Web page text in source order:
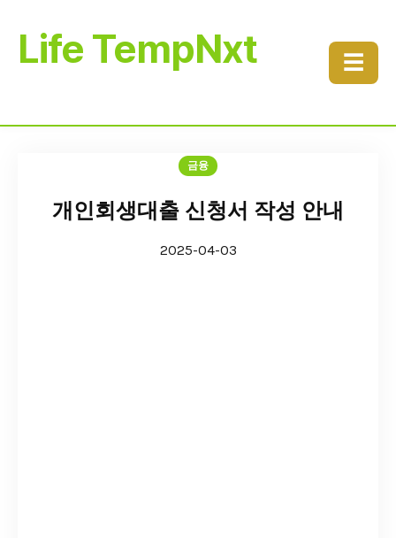
Life TempNxt ☰
금융
개인회생대출 신청서 작성 안내
2025-04-03